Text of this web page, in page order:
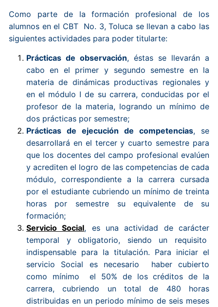
Como parte de la formación profesional de los
alumnos en el CBT No. 3, Toluca se llevan a cabo las
siguientes actividades para poder titularte:
Prácticas de observación, éstas se llevarán a
cabo en el primer y segundo semestre en la
materia de dinámicas productivas regionales y
en el módulo I de su carrera, conducidas por el
profesor de la materia, logrando un mínimo de
dos prácticas por semestre;
Prácticas de ejecución de competencias, se
desarrollará en el tercer y cuarto semestre para
que los docentes del campo profesional evalúen
y acrediten el logro de las competencias de cada
módulo, correspondiente a la carrera cursada
por el estudiante cubriendo un mínimo de treinta
horas por semestre su equivalente de su
formación;
Servicio Social, es una actividad de carácter
temporal y obligatorio, siendo un requisito
indispensable para la titulación. Para iniciar el
servicio Social es necesario haber cubierto
como mínimo el 50% de los créditos de la
carrera, cubriendo un total de 480 horas
distribuidas en un periodo mínimo de seis meses